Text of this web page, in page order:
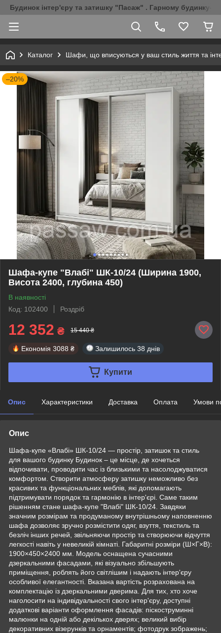
Будинок інтер'єру та затишку "Пасаж" . Гарному будинку-
Каталог Шафи, що вписуються у ваш стиль життя та
–20%
Шафа-купе "Влабі" ШК-10/24 (Ширина 1900,
Висота 2400, глубина 450)
В наявності
Код: 102400
Роздріб
12 352 ₴ 15 440 ₴
Економія 3088 ₴ Залишилось 38 днів
Купити
Опис Характеристики Доставка Оплата Умови
Опис
Шафа-купе «Влабі» ШК-10/24 — простір, затишок та стиль
для вашого будинку Будинок – це місце, де хочеться
відпочивати, проводити час із близькими та насолоджуватися
комфортом. Створити атмосферу затишку неможливо без
красивих та функціональних меблів, які допомагають
підтримувати порядок та гармонію в інтер'єрі. Саме таким
рішенням стане шафа-купе "Влабі" ШК-10/24. Завдяки
значним розмірам та продуманому внутрішньому наповненню
шафа дозволяє зручно розмістити одяг, взуття, текстиль та
безліч інших речей, звільняючи простір та створюючи відчуття
легкості навіть у невеликій кімнаті. Габаритні розміри (Ш×Г×В):
1900×450×2400 мм. Модель оснащена сучасними
дзеркальними фасадами, які візуально збільшують
приміщення, роблять його світлішим і надають інтер'єру
особливої ​​елегантності. Вказана вартість розрахована на
комплектацію із дзеркальними дверима. Для тих, хто хоче
наголосити на індивідуальності свого інтер'єру, доступні
додаткові варіанти оформлення фасадів: піскоструминні
малюнки на одній або декількох дверях; великий вибір
декоративних візерунків та орнаментів; фотодрук зображень;